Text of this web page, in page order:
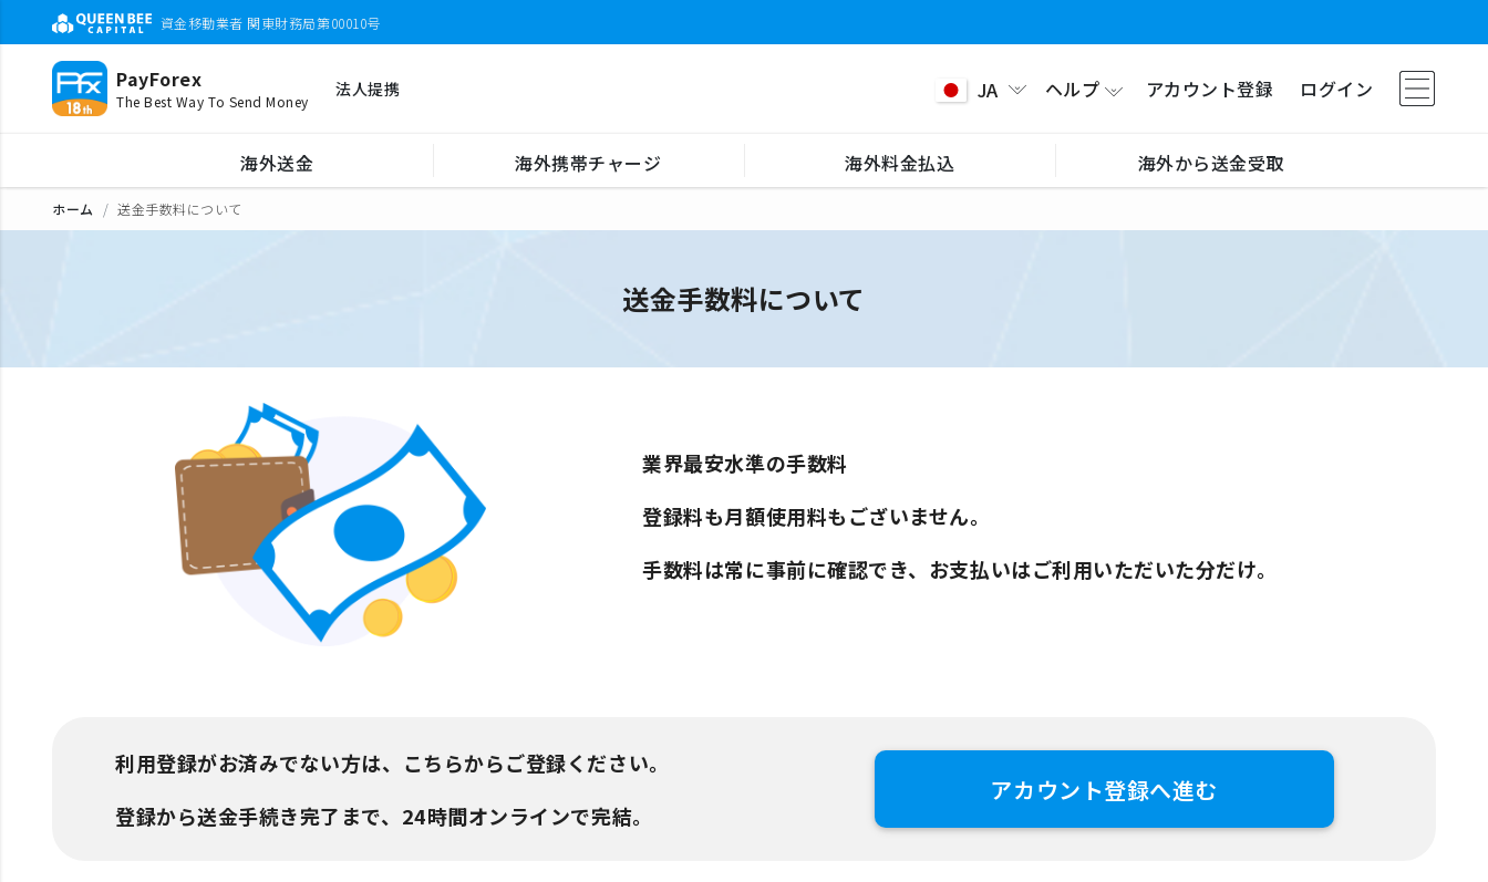
資金移動業者 関東財務局第00010号
PayForex
The Best Way To Send Money
法人提携 JA ヘルプ アカウント登録 ログイン
海外送金 海外携帯チャージ 海外料金払込 海外から送金受取
ホーム 送金手数料について
送金手数料について
業界最安水準の手数料
登録料も月額使用料もございません。
手数料は常に事前に確認でき、お支払いはご利用いただいた分だけ。
利用登録がお済みでない方は、こちらからご登録ください。
登録から送金手続き完了まで、24時間オンラインで完結。
アカウント登録へ進む